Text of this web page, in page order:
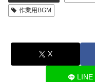
作業用BGM
X
LINE